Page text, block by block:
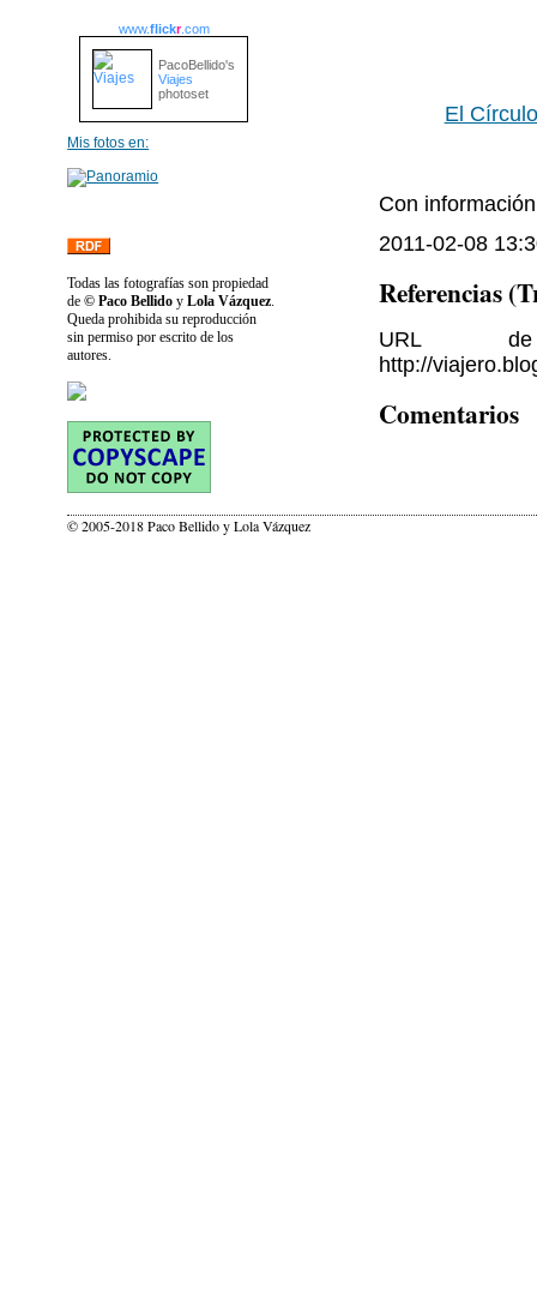
www.flickr.com
PacoBellido's
Viajes
photoset
Mis fotos en:
Todas las fotografías son propiedad
de© Paco Bellido yLola Vázquez.
Queda prohibida su reproducción
sin permiso por escrito de los
autores.
El
Con
2011-02-08
Referencias
URL
http://
Comentarios
© 2005-2018 Paco Bellido y Lola Vázquez